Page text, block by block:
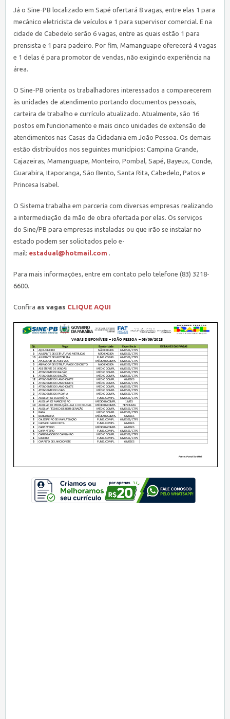
Já o Sine-PB localizado em Sapé ofertará 8 vagas, entre elas 1 para
mecânico eletricista de veículos e 1 para supervisor comercial. E na
cidade de Cabedelo serão 6 vagas, entre as quais estão 1 para
prensista e 1 para padeiro. Por fim, Mamanguape oferecerá 4 vagas
e 1 delas é para promotor de vendas, não exigindo experiência na
área.
O Sine-PB orienta os trabalhadores interessados a comparecerem
às unidades de atendimento portando documentos pessoais,
carteira de trabalho e currículo atualizado. Atualmente, são 16
postos em funcionamento e mais cinco unidades de extensão de
atendimentos nas Casas da Cidadania em João Pessoa. Os demais
estão distribuídos nos seguintes municípios: Campina Grande,
Cajazeiras, Mamanguape, Monteiro, Pombal, Sapé, Bayeux, Conde,
Guarabira, Itaporanga, São Bento, Santa Rita, Cabedelo, Patos e
Princesa Isabel.
O Sistema trabalha em parceria com diversas empresas realizando
a intermediação da mão de obra ofertada por elas. Os serviços
do Sine/PB para empresas instaladas ou que irão se instalar no
estado podem ser solicitados pelo e-
mail: estadual@hotmail.com .
Para mais informações, entre em contato pelo telefone (83) 3218-
6600.
Confira as vagas CLIQUE AQUI